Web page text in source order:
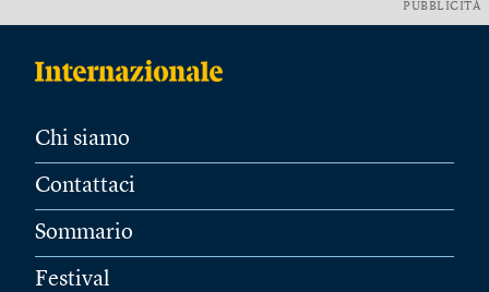
PUBBLICITÀ
Chi siamo
Contattaci
Sommario
Festival